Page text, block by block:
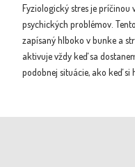
Fyziologický stres je príčinou
psychických problémov.
zapísaný hlboko v bunke a
aktivuje vždy keď sa
podobnej situácie, ako keď si